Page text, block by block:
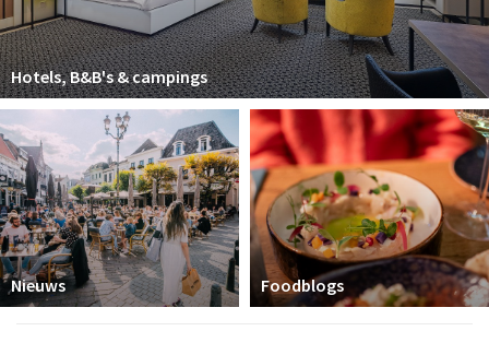
Hotels, B&B's & campings
Nieuws Foodblogs